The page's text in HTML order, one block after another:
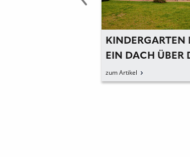
KINDERGARTEN
EIN DACH ÜBER
KINDERLACHEN
zum Artikel